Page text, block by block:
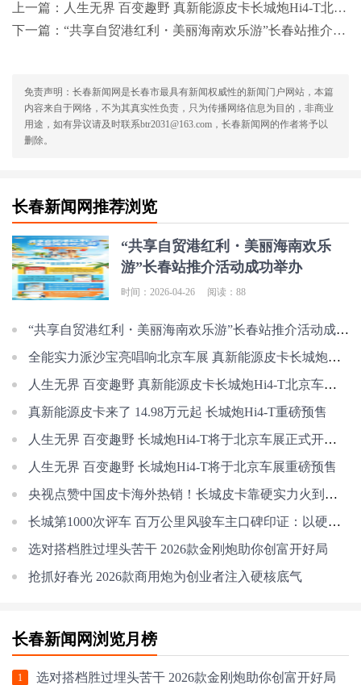
上一篇：
人生无界 百变趣野 真新能源皮卡长城炮Hi4-T北京车展正式预售
下一篇： “共享自贸港红利・美丽海南欢乐游”长春站推介活动成功举办
免责声明：长春新闻网是长春市最具有新闻权威性的新闻门户网站，本篇
内容来自于网络，不为其真实性负责，只为传播网络信息为目的，非商业
用途，如有异议请及时联系btr2031@163.com，长春新闻网的作者将予以
删除。
长春新闻网推荐浏览
“共享自贸港红利・美丽海南欢乐
游”长春站推介活动成功举办
时间：2026-04-26 阅读：88
“共享自贸港红利・美丽海南欢乐游”长春站推介活动成功举办
全能实力派沙宝亮唱响北京车展 真新能源皮卡长城炮Hi4-T正式预售
人生无界 百变趣野 真新能源皮卡长城炮Hi4-T北京车展正式预售
真新能源皮卡来了 14.98万元起 长城炮Hi4-T重磅预售
人生无界 百变趣野 长城炮Hi4-T将于北京车展正式开启预售
人生无界 百变趣野 长城炮Hi4-T将于北京车展重磅预售
央视点赞中国皮卡海外热销！长城皮卡靠硬实力火到海外
长城第1000次评车 百万公里风骏车主口碑印证：以硬核实力筑牢用户信任
选对搭档胜过埋头苦干 2026款金刚炮助你创富开好局
抢抓好春光 2026款商用炮为创业者注入硬核底气
长春新闻网浏览月榜
1 选对搭档胜过埋头苦干 2026款金刚炮助你创富开好局